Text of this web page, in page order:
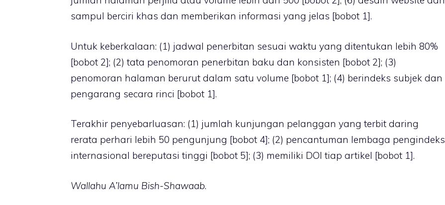
sampul berciri khas dan memberikan informasi yang jelas [bobot 1].
Untuk keberkalaan: (1) jadwal penerbitan sesuai waktu yang ditentukan lebih 80%
[bobot 2]; (2) tata penomoran penerbitan baku dan konsisten [bobot 2]; (3)
penomoran halaman berurut dalam satu volume [bobot 1]; (4) berindeks subjek dan
pengarang secara rinci [bobot 1].
Terakhir penyebarluasan: (1) jumlah kunjungan pelanggan yang terbit daring
rerata perhari lebih 50 pengunjung [bobot 4]; (2) pencantuman lembaga pengindeks
internasional bereputasi tinggi [bobot 5]; (3) memiliki DOI tiap artikel [bobot 1].
Wallahu A’lamu Bish-Shawaab.